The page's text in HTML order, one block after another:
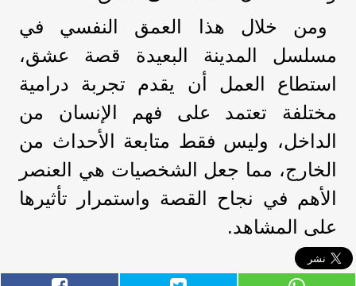
ومن خلال هذا العمق النفسي في
مسلسل المدينة البعيدة قصة عشق،
استطاع العمل أن يقدم تجربة درامية
مختلفة تعتمد على فهم الإنسان من
الداخل، وليس فقط متابعة الأحداث من
الخارج، مما جعل الشخصيات هي العنصر
الأهم في نجاح القصة واستمرار تأثيرها
على المشاهد.